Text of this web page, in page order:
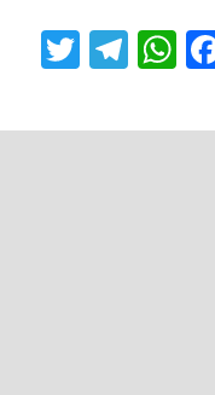
T
w
itt
T
el
e
W
h
a